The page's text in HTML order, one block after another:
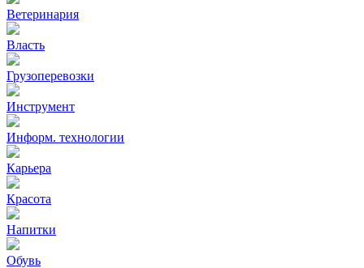
Ветеринария
Власть
Грузоперевозки
Инструмент
Информ. технологии
Карьера
Красота
Напитки
Обувь